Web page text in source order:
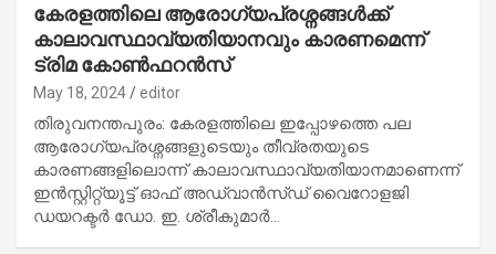
കേരളത്തിലെ ആരോഗ്യപ്രശ്നങ്ങള്‍ക്ക്
കാലാവസ്ഥാവ്യതിയാനവും കാരണമെന്ന്
ട്രിമ കോണ്‍ഫറന്‍സ്
May 18, 2024 editor
തിരുവനന്തപുരം: കേരളത്തിലെ ഇപ്പോഴത്തെ പല
ആരോഗ്യപ്രശ്നങ്ങളുടെയും തീവ്രതയുടെ
കാരണങ്ങളിലൊന്ന് കാലാവസ്ഥാവ്യതിയാനമാണെന്ന്
ഇന്‍സ്റ്റിറ്റ്യൂട്ട് ഓഫ് അഡ്വാന്‍സ്ഡ് വൈറോളജി
ഡയറക്ടര്‍ ഡോ. ഇ. ശ്രീകുമാര്‍…